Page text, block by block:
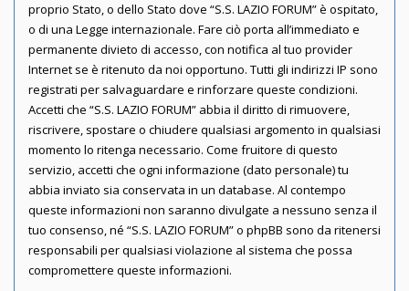
proprio Stato, o dello Stato dove “S.S. LAZIO FORUM” è ospitato,
o di una Legge internazionale. Fare ciò porta all’immediato e
permanente divieto di accesso, con notifica al tuo provider
Internet se è ritenuto da noi opportuno. Tutti gli indirizzi IP sono
registrati per salvaguardare e rinforzare queste condizioni.
Accetti che “S.S. LAZIO FORUM” abbia il diritto di rimuovere,
riscrivere, spostare o chiudere qualsiasi argomento in qualsiasi
momento lo ritenga necessario. Come fruitore di questo
servizio, accetti che ogni informazione (dato personale) tu
abbia inviato sia conservata in un database. Al contempo
queste informazioni non saranno divulgate a nessuno senza il
tuo consenso, né “S.S. LAZIO FORUM” o phpBB sono da ritenersi
responsabili per qualsiasi violazione al sistema che possa
compromettere queste informazioni.